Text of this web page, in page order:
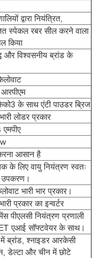
द्वारा नियंत्रित,
स्पेकल रबर सील करने वाला
किया
और विश्वसनीय ब्रांड के
के साथ एंटी पाउडर ब्रिज
लोडर प्रकार
आसान है
के लिए वायु नियंत्रण स्वतः
उपकरण।
भारी भार प्रकार।
प्रकार का इन्वर्टर
पीएलसी नियंत्रण प्रणाली
एआई सॉफ्टवेयर के साथ।
ब्रांड, श्नाइडर आरकेसी
डेल्टा और चीन में छोटे